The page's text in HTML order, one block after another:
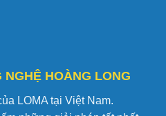
NGHỆ HOÀNG LONG
LOMA tại Việt Nam.